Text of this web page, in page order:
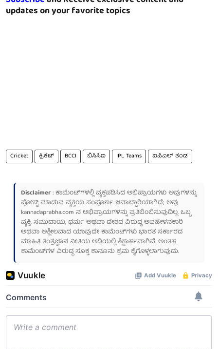
updates on your favorite topics
Cricket ಕ್ರಿಕೆಟ್ BCCI ಬಿಸಿಸಿಐ IPL Teams ಐಪಿಎಲ್ ತಂಡ
Disclaimer: ಕಾಮೆಂಟ್‌ಗಳಲ್ಲಿ ವ್ಯಕ್ತಪಡಿಸಿದ ಅಭಿಪ್ರಾಯಗಳು ಅವುಗಳನ್ನು
ಪೋಸ್ಟ್ ಮಾಡುವ ವ್ಯಕ್ತಿಯ ಸಂಪೂರ್ಣ ಜವಾಬ್ದಾರಿಯಾಗಿದೆ; ಅವು
kannadaprabha.com ನ ಅಭಿಪ್ರಾಯಗಳನ್ನು ಪ್ರತಿಬಿಂಬಿಸುವುದಿಲ್ಲ. ಒಬ್ಬ
ವ್ಯಕ್ತಿ, ಸಮುದಾಯ, ಧರ್ಮ ಅಥವಾ ದೇಶದ ವಿರುದ್ಧ ಅವಹೇಳನಕಾರಿ
ಅಥವಾ ಅಶ್ಲೀಲವಾದ ಯಾವುದೇ ಕಾಮೆಂಟ್‌ಗಳು ಭಾರತ ಸರ್ಕಾರದ
ಮಾಹಿತಿ ತಂತ್ರಜ್ಞಾನ ನೀತಿಯ ಅಡಿಯಲ್ಲಿ ಶಿಕ್ಷಾರ್ಹವಾಗಿವೆ. ಅಂತಹ
ಕಾಮೆಂಟ್‌ಗಳ ವಿರುದ್ಧ ಸೂಕ್ತ ಕಾನೂನು ಕ್ರಮ ಕೈಗೊಳ್ಳಲಾಗುವುದು.